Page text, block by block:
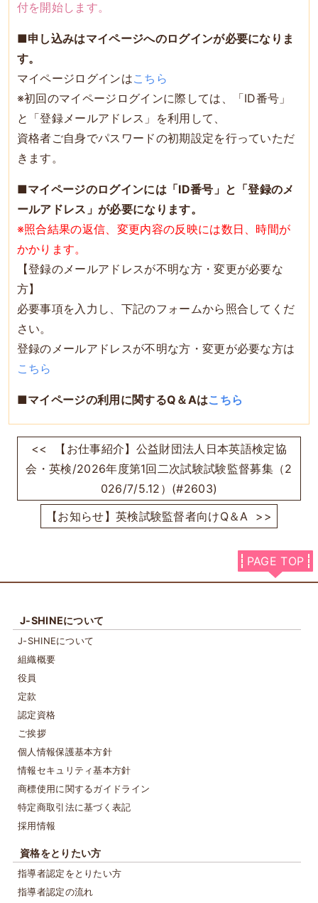
付を開始します。
■申し込みはマイページへのログインが必要になりま
す。
マイページログインはこちら
※初回のマイページログインに際しては、「ID番号」
と「登録メールアドレス」を利用して、
資格者ご自身でパスワードの初期設定を行っていただ
きます。
■マイページのログインには「ID番号」と「登録のメ
ールアドレス」が必要になります。
※照合結果の返信、変更内容の反映には数日、時間が
かかります。
【登録のメールアドレスが不明な方・変更が必要な
方】
必要事項を入力し、下記のフォームから照合してくだ
さい。
登録のメールアドレスが不明な方・変更が必要な方は
こちら
■マイページの利用に関するQ＆Aはこちら
<<
【お仕事紹介】公益財団法人日本英語検定協
会・英検/2026年度第1回二次試験試験監督募集（2
026/7/5.12）(#2603)
【お知らせ】英検試験監督者向けQ＆A
>>
PAGE TOP
J-SHINEについて
J-SHINEについて
組織概要
役員
定款
認定資格
ご挨拶
個人情報保護基本方針
情報セキュリティ基本方針
商標使用に関するガイドライン
特定商取引法に基づく表記
採用情報
資格をとりたい方
指導者認定をとりたい方
指導者認定の流れ